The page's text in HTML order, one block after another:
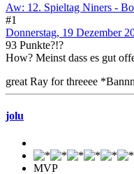
Aw: 12. Spieltag Niners -
#1
Donnerstag, 19 Dezember
93 Punkte?!?
How? Meinst dass es gut
great Ray for threeee
jolu
MVP